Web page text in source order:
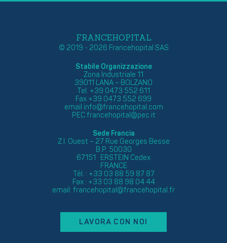
FRANCEHOPITAL
© 2019 - 2026 Francehopital SAS
Stabile Organizzazione
Zona Industriale 11
39011 LANA – BOLZANO
Tel. +39 0473 552 611
Fax +39 0473 552 699
email info@francehopital.com
PECfrancehopital@pec.it
Sede Francia
Z.I. Ouest – 27 Rue Georges Besse
B.P. 50030
67151 ERSTEIN Cedex
FRANCE
Tél. : +33 03 88 59 87 87
Fax : +33 03 88 98 04 44
email: francehopital@francehopital.fr
LAVORA CON NOI